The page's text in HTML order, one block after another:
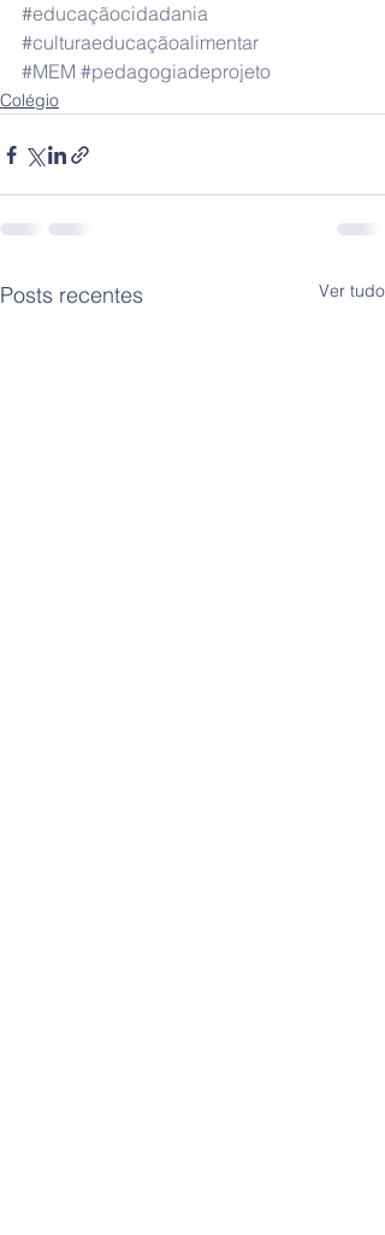
#educaçãocidadania
#culturaeducaçãoalimentar
#MEM #pedagogiadeprojeto
Colégio
Posts recentes Ver tudo